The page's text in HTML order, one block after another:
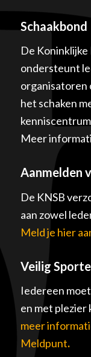
Schaakbond
De
ondersteunt
organisatoren
het schaken
Meer
Aanmelden
De KNSB
aan zowel
Meld je hier
Veilig
Iedereen
en met plezier
meer
Meldpunt.